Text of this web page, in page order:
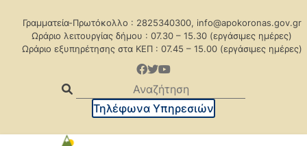
Γραμματεία-Πρωτόκολλο : 2825340300, info@apokoronas.gov.gr
Ωράριο λειτουργίας δήμου : 07.30 – 15.30 (εργάσιμες ημέρες)
Ωράριο εξυπηρέτησης στα ΚΕΠ : 07.45 – 15.00 (εργάσιμες ημέρες)
Τηλέφωνα Υπηρεσιών